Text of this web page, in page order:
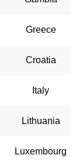
Greece
Croatia
Italy
Lithuania
Luxembourg